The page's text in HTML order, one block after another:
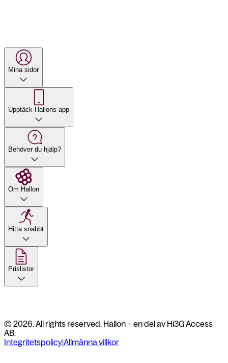
Mina sidor
Upptäck Hallons app
Behöver du hjälp?
Om Hallon
Hitta snabbt
Prislistor
© 2026. All rights reserved. Hallon – en del av Hi3G Access
AB.
Integritetspolicy|Allmänna villkor